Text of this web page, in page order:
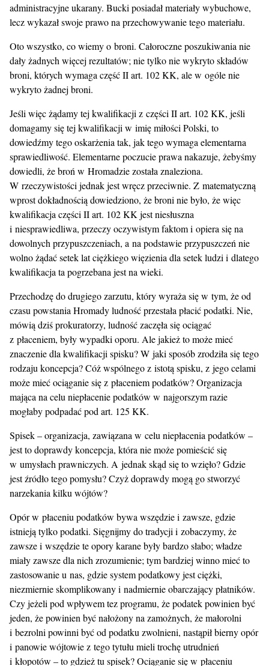
administracyjne ukarany. Bucki posiadał materiały wybuchowe,
lecz wykazał swoje prawo na przechowywanie tego materiału.
Oto wszystko, co wiemy o broni. Całoroczne poszukiwania nie
dały żadnych więcej rezultatów; nie tylko nie wykryto składów
broni, których wymaga część II art. 102 KK, ale w ogóle nie
wykryto żadnej broni.
Jeśli więc żądamy tej kwalifikacji z części II art. 102 KK, jeśli
domagamy się tej kwalifikacji w imię miłości Polski, to
dowiedźmy tego oskarżenia tak, jak tego wymaga elementarna
sprawiedliwość. Elementarne poczucie prawa nakazuje, żebyśmy
dowiedli, że broń w Hromadzie została znaleziona.
W rzeczywistości jednak jest wręcz przeciwnie. Z matematyczną
wprost dokładnością dowiedziono, że broni nie było, że więc
kwalifikacja części II art. 102 KK jest niesłuszna
i niesprawiedliwa, przeczy oczywistym faktom i opiera się na
dowolnych przypuszczeniach, a na podstawie przypuszczeń nie
wolno żądać setek lat ciężkiego więzienia dla setek ludzi i dlatego
kwalifikacja ta pogrzebana jest na wieki.
Przechodzę do drugiego zarzutu, który wyraża się w tym, że od
czasu powstania Hromady ludność przestała płacić podatki. Nie,
mówią dziś prokuratorzy, ludność zaczęła się ociągać
z płaceniem, były wypadki oporu. Ale jakież to może mieć
znaczenie dla kwalifikacji spisku? W jaki sposób zrodziła się tego
rodzaju koncepcja? Cóż wspólnego z istotą spisku, z jego celami
może mieć ociąganie się z płaceniem podatków? Organizacja
mająca na celu niepłacenie podatków w najgorszym razie
mogłaby podpadać pod art. 125 KK.
Spisek – organizacja, zawiązana w celu niepłacenia podatków –
jest to doprawdy koncepcja, która nie może pomieścić się
w umysłach prawniczych. A jednak skąd się to wzięło? Gdzie
jest źródło tego pomysłu? Czyż doprawdy mogą go stworzyć
narzekania kilku wójtów?
Opór w płaceniu podatków bywa wszędzie i zawsze, gdzie
istnieją tylko podatki. Sięgnijmy do tradycji i zobaczymy, że
zawsze i wszędzie te opory karane były bardzo słabo; władze
miały zawsze dla nich zrozumienie; tym bardziej winno mieć to
zastosowanie u nas, gdzie system podatkowy jest ciężki,
niezmiernie skomplikowany i nadmiernie obarczający płatników.
Czy jeżeli pod wpływem tez programu, że podatek powinien być
jeden, że powinien być nałożony na zamożnych, że małorolni
i bezrolni powinni być od podatku zwolnieni, nastąpił bierny opór
i panowie wójtowie z tego tytułu mieli trochę utrudnień
i kłopotów – to gdzież tu spisek? Ociąganie się w płaceniu